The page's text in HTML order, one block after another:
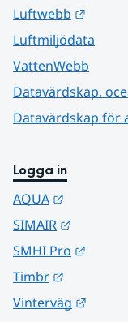
Luftwebb
Luftmiljödata
VattenWebb
Datavärdskap,
Datavärdskap för
Logga in
AQUA
SIMAIR
SMHI Pro
Timbr
Vinterväg